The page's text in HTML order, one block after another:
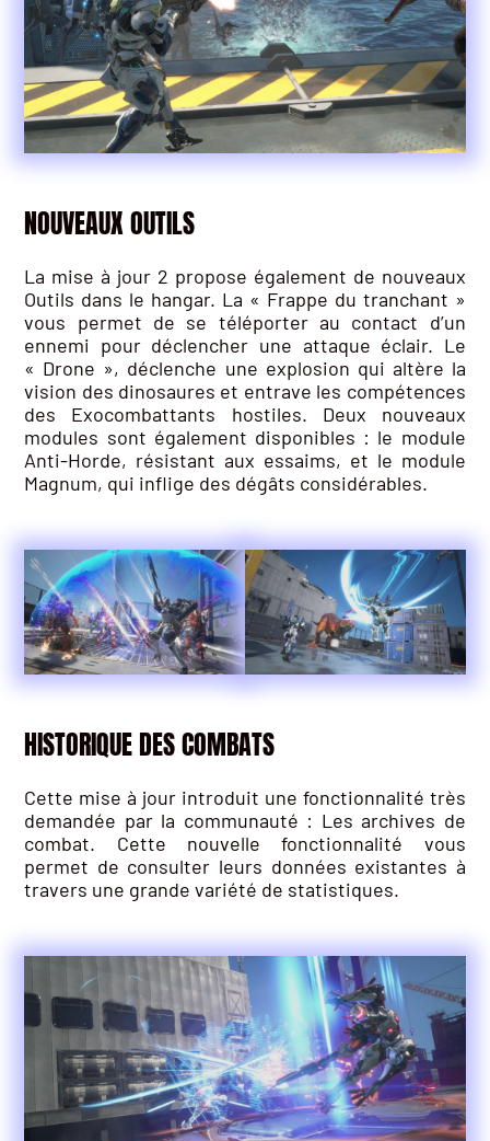
NOUVEAUX OUTILS
La mise à jour 2 propose également de nouveaux
Outils dans le hangar. La « Frappe du tranchant »
vous permet de se téléporter au contact d’un
ennemi pour déclencher une attaque éclair. Le
« Drone », déclenche une explosion qui altère la
vision des dinosaures et entrave les compétences
des Exocombattants hostiles. Deux nouveaux
modules sont également disponibles : le module
Anti-Horde, résistant aux essaims, et le module
Magnum, qui inflige des dégâts considérables.
HISTORIQUE DES COMBATS
Cette mise à jour introduit une fonctionnalité très
demandée par la communauté : Les archives de
combat. Cette nouvelle fonctionnalité vous
permet de consulter leurs données existantes à
travers une grande variété de statistiques.